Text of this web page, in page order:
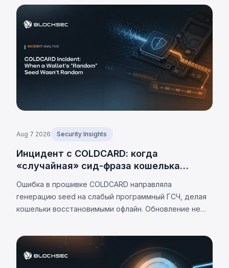
Aug 7 2026 Security Insights
Инцидент с COLDCARD: когда
«случайная» сид-фраза кошелька
Ошибка в прошивке COLDCARD направляла
генерацию seed на слабый программный ГСЧ, делая
кошельки восстановимыми офлайн. Обновление не
оценки до 2 055 BTC.